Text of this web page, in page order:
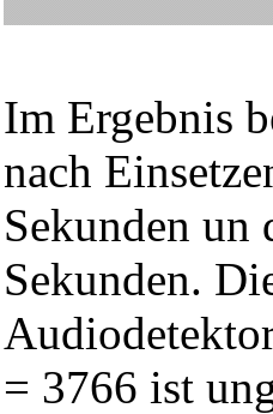
Im Ergebnis
nach
Sekunden un
Sekunden.
= 3766 ist